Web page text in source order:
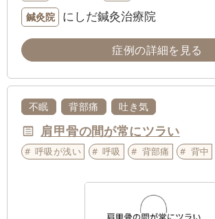
鍼灸院 にしだ鍼灸治療院
症例の詳細を見る
不眠 背部痛 吐き気
肩甲骨の間が常にツラい
呼吸が浅い 呼吸 背部痛 背中